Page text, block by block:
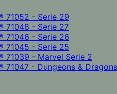
71052 - Serie 29
71048 - Serie 27
71046 - Serie 26
71045 - Serie 25
71039 - Marvel Serie 2
71047 - Dungeons & Dragons